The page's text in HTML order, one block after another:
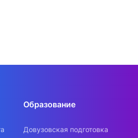
Образование
Довузовская подготовка